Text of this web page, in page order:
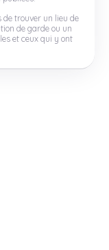
trouver un lieu de
de garde ou un
et ceux qui y ont